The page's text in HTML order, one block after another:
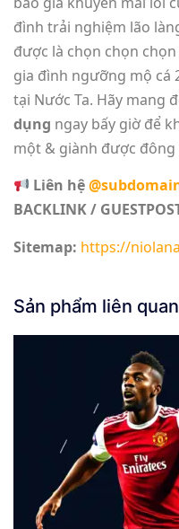
đình trải nghiệm lão
được là chọn chọn
gia đình ngưỡng mộ cá
tại Nước Ta. Hãy mang
dụng ngay bấy giờ để
một & giành được
Liên hệ
BACKLINK /
Sitemap: https://
Sản phẩm liên quan